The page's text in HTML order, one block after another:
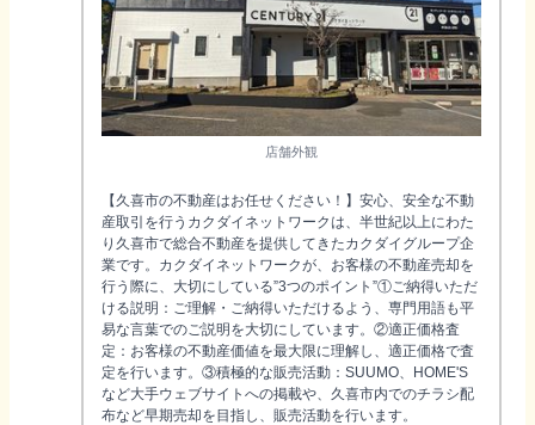
店舗外観
【久喜市の不動産はお任せください！】安心、安全な不動
産取引を行うカクダイネットワークは、半世紀以上にわた
り久喜市で総合不動産を提供してきたカクダイグループ企
業です。カクダイネットワークが、お客様の不動産売却を
行う際に、大切にしている”3つのポイント”①ご納得いただ
ける説明：ご理解・ご納得いただけるよう、専門用語も平
易な言葉でのご説明を大切にしています。②適正価格査
定：お客様の不動産価値を最大限に理解し、適正価格で査
定を行います。③積極的な販売活動：SUUMO、HOME'S
など大手ウェブサイトへの掲載や、久喜市内でのチラシ配
布など早期売却を目指し、販売活動を行います。